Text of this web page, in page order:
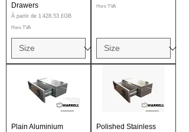
Drawers
À partir de 1 428,53 £GB
Prix promotionnel
Hors TVA
Hors TVA
Plain Aluminium Polished Stainless